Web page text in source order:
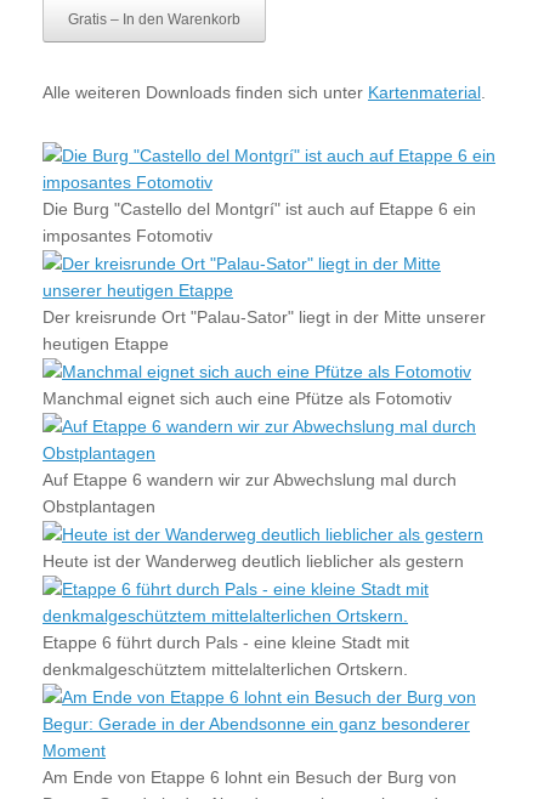
Gratis – In den Warenkorb
Alle weiteren Downloads finden sich unter Kartenmaterial
Die Burg "Castello del Montgrí" ist auch auf Etappe 6 ein
imposantes Fotomotiv
Der kreisrunde Ort "Palau-Sator" liegt in der Mitte unserer
heutigen Etappe
Manchmal eignet sich auch eine Pfütze als Fotomotiv
Auf Etappe 6 wandern wir zur Abwechslung mal durch
Obstplantagen
Heute ist der Wanderweg deutlich lieblicher als gestern
Etappe 6 führt durch Pals - eine kleine Stadt mit
denkmalgeschütztem mittelalterlichen Ortskern.
Am Ende von Etappe 6 lohnt ein Besuch der Burg von